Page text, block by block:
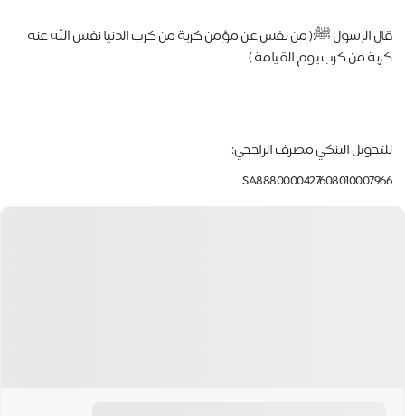
قال الرسول ﷺ:( من نفس عن مؤمن كربة من كرب الدنيا نفس الله عنه
كربة من كرب يوم القيامة )
للتحويل البنكي مصرف الراجحي:
SA8880000427608010007966